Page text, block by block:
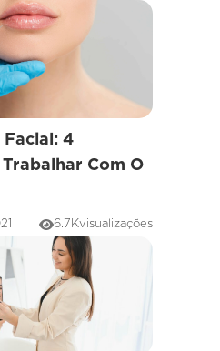
Facial: 4
Com O
6.7Kvisualizações